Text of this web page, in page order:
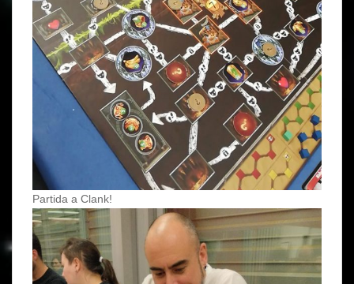
Partida a Clank!